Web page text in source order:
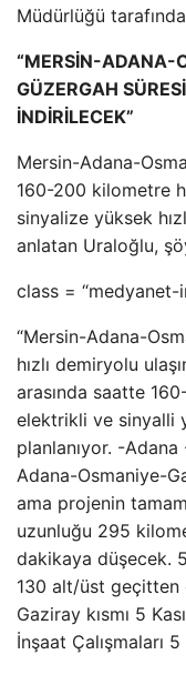
Müdürlüğü
“MERSİN-ADANA-
GÜZERGAH
İNDİRİLECEK”
Mersin-Adana-
160-200 kilometre
sinyalize yüksek
anlatan Uraloğlu,
class = “medyanet-
“Mersin-Adana-
hızlı demiryolu
arasında saatte
elektrikli ve sinyalli
planlanıyor. -
Adana-Osmaniye-
ama projenin
uzunluğu 295
dakikaya düşecek.
130 alt/üst
Gaziray kısmı 5
İnşaat Çalışmaları